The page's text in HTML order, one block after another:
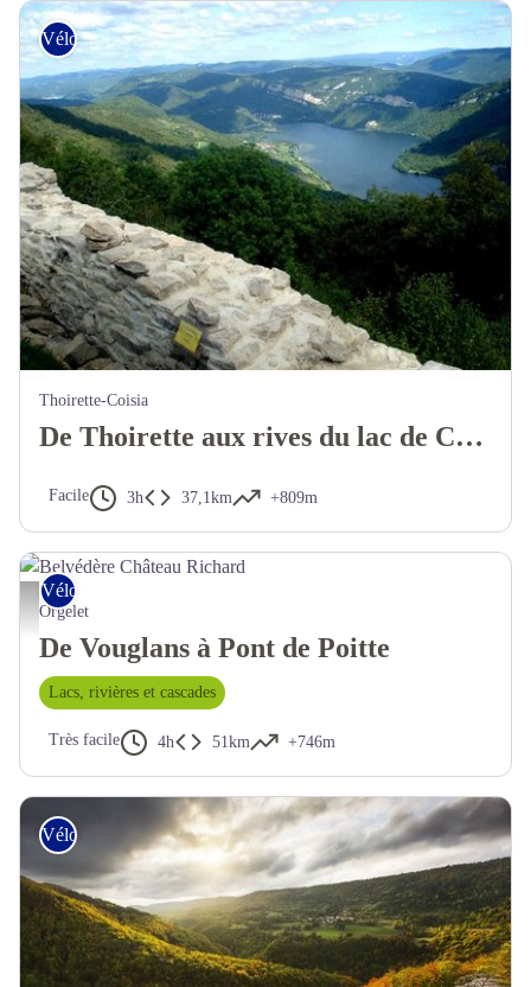
Vélo tout chemin – Gravel
Thoirette-Coisia
De Thoirette aux rives du lac de Coiselet
Facile 3h 37,1km +809m
Vélo tout chemin – Gravel
Orgelet
De Vouglans à Pont de Poitte
Lacs, rivières et cascades
Très facile 4h 51km +746m
Vélo tout chemin – Gravel